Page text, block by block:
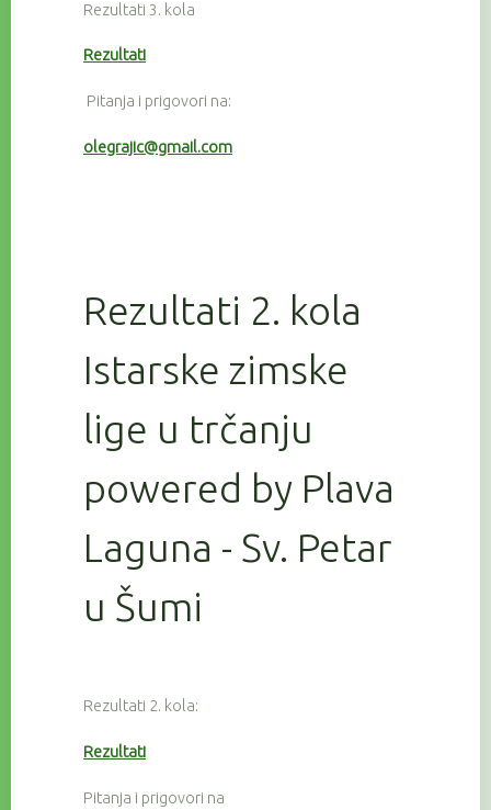
Rezultati 3. kola
Rezultati
Pitanja i prigovori na:
olegrajic@gmail.com
Rezultati 2. kola
Istarske zimske
lige u trčanju
powered by Plava
Laguna - Sv. Petar
u Šumi
Rezultati 2. kola:
Rezultati
Pitanja i prigovori na